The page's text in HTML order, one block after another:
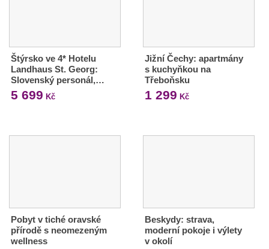
Štýrsko ve 4* Hotelu
Landhaus St. Georg:
Slovenský personál,…
5 699 Kč
Jižní Čechy: apartmány
s kuchyňkou na
Třeboňsku
1 299 Kč
Pobyt v tiché oravské
přírodě s neomezeným
wellness
Beskydy: strava,
moderní pokoje i výlety
v okolí